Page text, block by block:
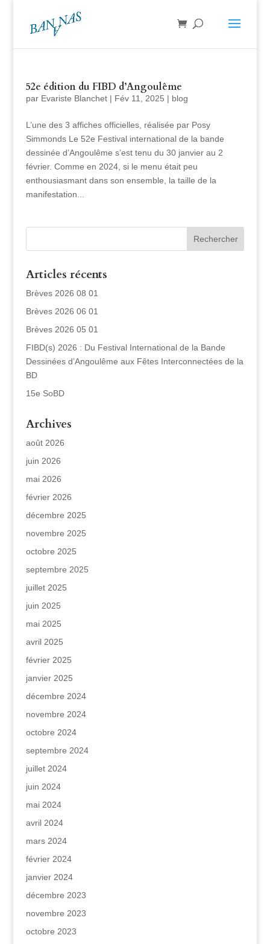
52e édition du FIBD d’Angoulême
par Evariste Blanchet| Fév 11, 2025 | blog
L’une des 3 affiches officielles, réalisée par Posy
Simmonds Le 52e Festival international de la bande
dessinée d’Angoulême s’est tenu du 30 janvier au 2
février. Comme en 2024, si le menu était peu
enthousiasmant dans son ensemble, la taille de la
manifestation...
Articles récents
Brèves 2026 08 01
Brèves 2026 06 01
Brèves 2026 05 01
FIBD(s) 2026 : Du Festival International de la Bande
Dessinées d’Angoulême aux Fêtes Interconnectées de la
BD
15e SoBD
Archives
août 2026
juin 2026
mai 2026
février 2026
décembre 2025
novembre 2025
octobre 2025
septembre 2025
juillet 2025
juin 2025
mai 2025
avril 2025
février 2025
janvier 2025
décembre 2024
novembre 2024
octobre 2024
septembre 2024
juillet 2024
juin 2024
mai 2024
avril 2024
mars 2024
février 2024
janvier 2024
décembre 2023
novembre 2023
octobre 2023